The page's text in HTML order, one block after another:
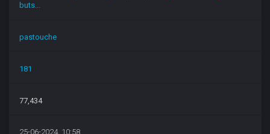
buts...
pastouche
181
77,434
25-06-2024, 10:58